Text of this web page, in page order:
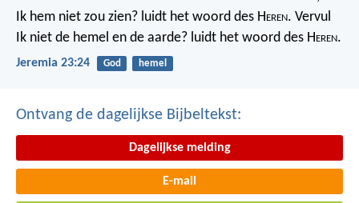
Ik hem niet zou zien? luidt het woord des Heren. Vervul
Ik niet de hemel en de aarde? luidt het woord des Heren.
Jeremia 23:24 God hemel
Ontvang de dagelijkse Bijbeltekst:
Dagelijkse melding
E-mail